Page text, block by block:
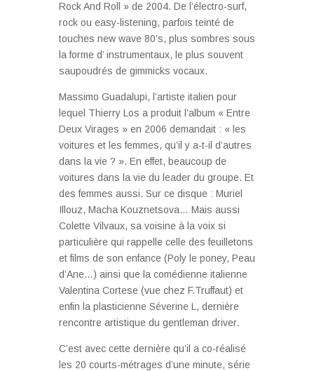
Rock And Roll » de 2004. De l’électro-surf,
rock ou easy-listening, parfois teinté de
touches new wave 80’s, plus sombres sous
la forme d’ instrumentaux, le plus souvent
saupoudrés de gimmicks vocaux.
Massimo Guadalupi, l’artiste italien pour
lequel Thierry Los a produit l’album « Entre
Deux Virages » en 2006 demandait : « les
voitures et les femmes, qu’il y a-t-il d’autres
dans la vie ? ». En effet, beaucoup de
voitures dans la vie du leader du groupe. Et
des femmes aussi. Sur ce disque : Muriel
Illouz, Macha Kouznetsova… Mais aussi
Colette Vilvaux, sa voisine à la voix si
particulière qui rappelle celle des feuilletons
et films de son enfance (Poly le poney, Peau
d’Ane…) ainsi que la comédienne italienne
Valentina Cortese (vue chez F.Truffaut) et
enfin la plasticienne Séverine L, dernière
rencontre artistique du gentleman driver.
C’est avec cette dernière qu’il a co-réalisé
les 20 courts-métrages d’une minute, série